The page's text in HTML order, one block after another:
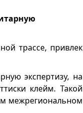
трассе, привлек
экспертизу, на
клейм. Такой
межрегиональном